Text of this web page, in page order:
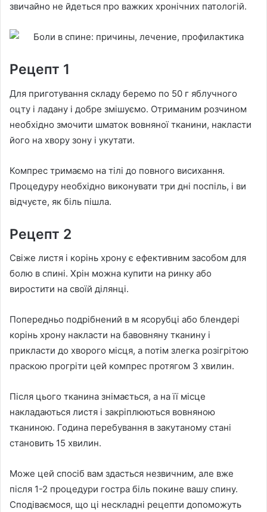
звичайно не йдеться про важких хронічних патологій.
Рецепт 1
Для приготування складу беремо по 50 г яблучного
оцту і ладану і добре змішуємо. Отриманим розчином
необхідно змочити шматок вовняної тканини, накласти
його на хвору зону і укутати.
Компрес тримаємо на тілі до повного висихання.
Процедуру необхідно виконувати три дні поспіль, і ви
відчуєте, як біль пішла.
Рецепт 2
Свіже листя і корінь хрону є ефективним засобом для
болю в спині. Хрін можна купити на ринку або
виростити на своїй ділянці.
Попередньо подрібнений в м ясорубці або блендері
корінь хрону накласти на бавовняну тканину і
прикласти до хворого місця, а потім злегка розігрітою
праскою прогріти цей компрес протягом 3 хвилин.
Після цього тканина знімається, а на її місце
накладаються листя і закріплюються вовняною
тканиною. Година перебування в закутаному стані
становить 15 хвилин.
Може цей спосіб вам здасться незвичним, але вже
після 1-2 процедури гостра біль покине вашу спину.
Сподіваємося, що ці нескладні рецепти допоможуть